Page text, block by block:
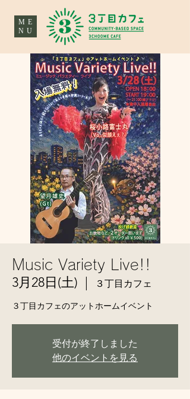
ME
NU
Music Variety Live!!
3月28日(土) ３丁目カフェ
３丁目カフェのアットホームイベント
受付が終了しました
他のイベントを見る